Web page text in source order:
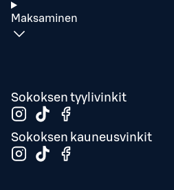
Maksaminen
Sokoksen tyylivinkit
Sokoksen kauneusvinkit